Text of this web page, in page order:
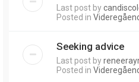
Last post by
Posted in
Seeking advice
Last post by
Posted in